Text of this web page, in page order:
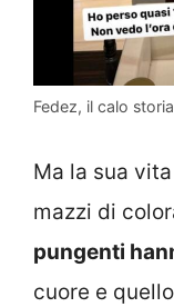
Fedez, il calo
Ma la sua
mazzi di
pungenti
cuore e